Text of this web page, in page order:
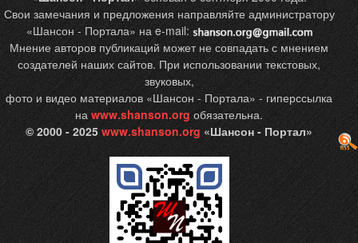
Свои замечания и предложения направляйте администратору
«Шансон - Портала» на e-mail:
Мнение авторов публикаций может не совпадать с мнением
создателей наших сайтов. При использовании текстовых,
звуковых,
фото и видео материалов «Шансон - Портала» - гиперссылка
на www.shanson.orgобязательна.
© 2000 - 2025 www.shanson.org «Шансон - Портал»